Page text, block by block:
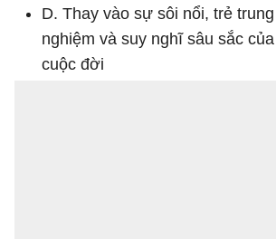
D. Thay vào sự sôi nổi, trẻ
nghiệm và suy nghĩ sâu sắc
cuộc đời